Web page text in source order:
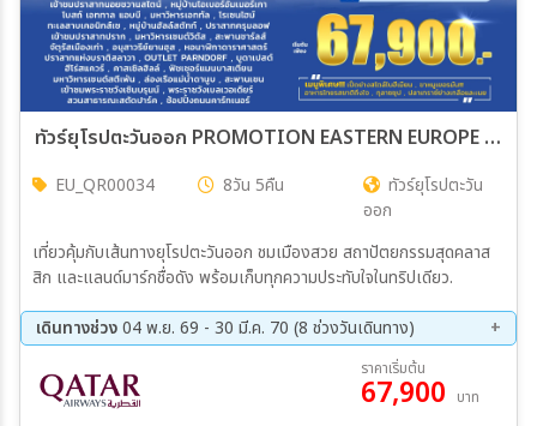
ทัวร์ยุโรปตะวันออก PROMOTION EASTERN EUROPE 8วัน 5คืน (QR)
EU_QR00034 8วัน 5คืน
ทัวร์ยุโรปตะวัน
ออก
เที่ยวคุ้มกับเส้นทางยุโรปตะวันออก ชมเมืองสวย สถาปัตยกรรมสุดคลาส
สิก และแลนด์มาร์กชื่อดัง พร้อมเก็บทุกความประทับใจในทริปเดียว.
เดินทางช่วง04 พ.ย. 69 - 30 มี.ค. 70 (8 ช่วงวันเดินทาง)
17 พ.ย. 69 - 24 พ.ย. 69
02 ธ.ค. 69 - 09 ธ.ค. 69
22 ธ.ค. 69 - 29 ธ.ค. 69
23 ม.ค. 70 - 30 ม.ค. 70
20 ก.พ. 70 - 27 ก.พ. 70
ราคาเริ่มต้น
67,900 บาท